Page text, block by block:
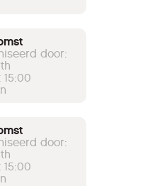
door:
15:00
door:
15:00